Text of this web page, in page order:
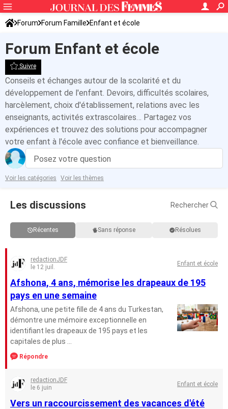
Forum Forum Famille Enfant et école
Forum Enfant et école
Suivre
Conseils et échanges autour de la scolarité et du
développement de l'enfant. Devoirs, difficultés scolaires,
harcèlement, choix d'établissement, relations avec les
enseignants, activités extrascolaires… Partagez vos
expériences et trouvez des solutions pour accompagner
votre enfant à l'école avec confiance et bienveillance.
Posez votre question
Voir les catégories Voir les thèmes
Les discussions Rechercher
Récentes Sans réponse Résolues
redactionJDF
le 12 juil.
Enfant et école
Afshona, 4 ans, mémorise les drapeaux de 195
pays en une semaine
Afshona, une petite fille de 4 ans du Turkestan,
démontre une mémoire exceptionnelle en
identifiant les drapeaux de 195 pays et les
capitales de plus ...
Répondre
redactionJDF
le 6 juin
Enfant et école
Vers un raccourcissement des vacances d'été